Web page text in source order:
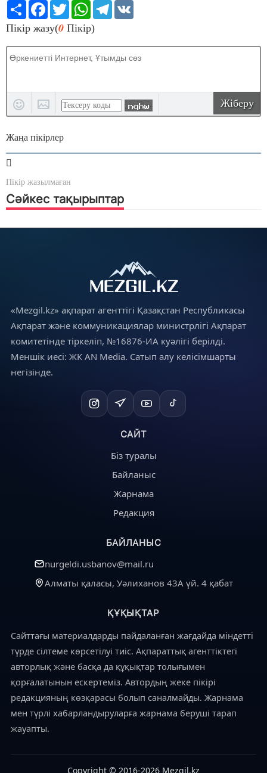
Share Facebook
TwitterWhatsApp
Telegram
Пікір жазу(0 Пікір)
Жіберу
Жаңа пікірлер
Пікір жазылмаған
Сәйкес тақырыптар
«Mezgil.kz» ақпарат агенттігі Қазақстан Республикасы
Ақпарат және коммуникациялар министрлігі Ақпарат
комитетінде тіркеліп, №16876-ИА куәлігі берілді.
Меншік иесі: ЖК AN Media. Сатып алу келісімшарты
негізінде.
САЙТ
Біз туралы
Байланыс
Жарнама
Редакция
БАЙЛАНЫС
nurgeldi.usbanov@mail.ru
Алматы қаласы, Уәлиханов 43А үй. 4 қабат
ҚҰҚЫҚТАР
Сайттағы материалдарды пайдаланған жағдайда міндетті
түрде сілтеме көрсетілуі тиіс. Ақпараттық агенттіктегі
авторлық және басқа да құқықтар толығымен
қорғалатынын ескертеміз. Автордың жеке пікірі
редакцияның көзқарасы болып саналмайды. Жарнама
мен түрлі хабарландыруларға жарнама беруші тарап
жауапты.
Copyright © 2016-2026 Mezgil.kz